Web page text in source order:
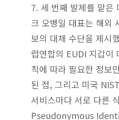
7. 세 번째 발제를 맡은
크 오병일 대표는 해외
보의 대체 수단을 제시
럽연합의 EUDI 지갑이
칙에 따라 필요한 정보
된 점, 그리고 미국
서비스마다 서로 다른
Pseudonymous